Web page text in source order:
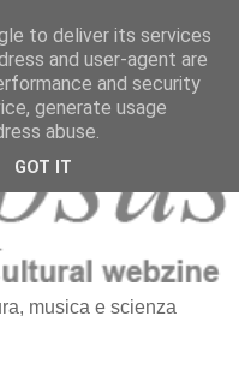
musica e scienza
to deliver its services
and user-agent are
and security
generate usage
abuse.
GOT IT